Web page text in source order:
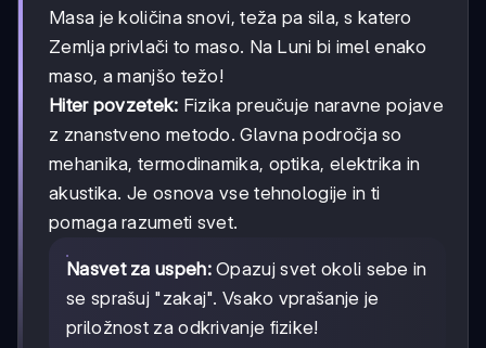
Masa je količina snovi, teža pa sila, s katero
Zemlja privlači to maso. Na Luni bi imel enako
maso, a manjšo težo!
Hiter povzetek: Fizika preučuje naravne pojave
z znanstveno metodo. Glavna področja so
mehanika, termodinamika, optika, elektrika in
akustika. Je osnova vse tehnologije in ti
pomaga razumeti svet.
Nasvet za uspeh:Opazuj svet okoli sebe in
se sprašuj "zakaj". Vsako vprašanje je
priložnost za odkrivanje fizike!